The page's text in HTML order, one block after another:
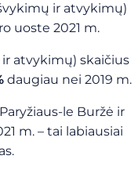
ir atvykimų)
uoste 2021 m.
atvykimų) skaičius
daugiau nei 2019 m.
le Buržė ir
m. – tai labiausiai